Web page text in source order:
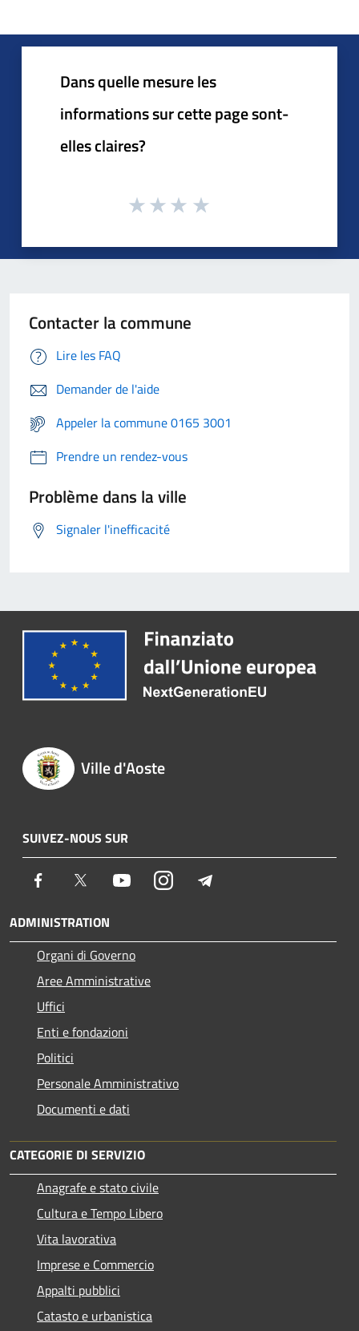
Dans quelle mesure les
informations sur cette page sont-
elles claires?
Contacter la commune
Lire les FAQ
Demander de l'aide
Appeler la commune 0165 3001
Prendre un rendez-vous
Problème dans la ville
Signaler l'inefficacité
Ville d'Aoste
SUIVEZ-NOUS SUR
Facebook Twitter YoutubeInstagram
ADMINISTRATION
Organi di Governo
Aree Amministrative
Uffici
Enti e fondazioni
Politici
Personale Amministrativo
Documenti e dati
CATEGORIE DI SERVIZIO
Anagrafe e stato civile
Cultura e Tempo Libero
Vita lavorativa
Imprese e Commercio
Appalti pubblici
Catasto e urbanistica